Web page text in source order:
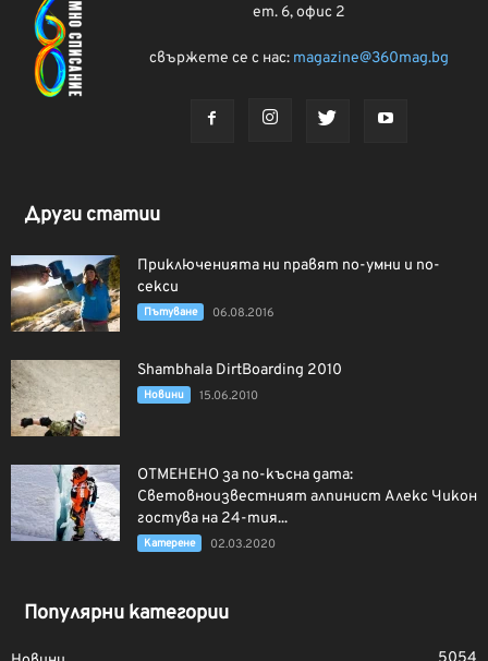
ет. 6, офис 2
свържете се с нас: magazine@360mag.bg
Други статии
Приключенията ни правят по-умни и по-
секси
Пътуване 06.08.2016
Shambhala DirtBoarding 2010
Новини 15.06.2010
ОТМЕНЕНО за по-късна дата:
Световноизвестният алпинист Алекс Чикон
гостува на 24-тия...
Катерене 02.03.2020
Популярни категории